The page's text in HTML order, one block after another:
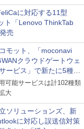
設計とマインドセット変
に対応する11型
ト「Lenovo ThinkTab
売
モット、「moconavi
クラウドゲートウェ
ービス」で新たに5種類
ービスと連携開始
可能サービスは計102種類
大
ソリューションズ、新
に対応し誤送信対策